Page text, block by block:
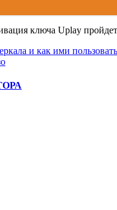
ключа Uplay пройдет
и как ими